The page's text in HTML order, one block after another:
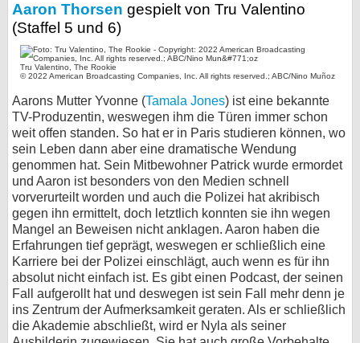
Aaron Thorsen gespielt von Tru Valentino
(Staffel 5 und 6)
Tru Valentino, The Rookie
© 2022 American Broadcasting Companies, Inc. All rights reserved.; ABC/Nino Muñoz
Aarons Mutter Yvonne (Tamala Jones) ist eine bekannte
TV-Produzentin, weswegen ihm die Türen immer schon
weit offen standen. So hat er in Paris studieren können, wo
sein Leben dann aber eine dramatische Wendung
genommen hat. Sein Mitbewohner Patrick wurde ermordet
und Aaron ist besonders von den Medien schnell
vorverurteilt worden und auch die Polizei hat akribisch
gegen ihn ermittelt, doch letztlich konnten sie ihn wegen
Mangel an Beweisen nicht anklagen. Aaron haben die
Erfahrungen tief geprägt, weswegen er schließlich eine
Karriere bei der Polizei einschlägt, auch wenn es für ihn
absolut nicht einfach ist. Es gibt einen Podcast, der seinen
Fall aufgerollt hat und deswegen ist sein Fall mehr denn je
ins Zentrum der Aufmerksamkeit geraten. Als er schließlich
die Akademie abschließt, wird er Nyla als seiner